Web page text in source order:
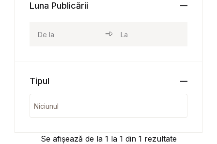
Se afișează de la 1 la 1 din 1 rezultate
Luna Publicării
Tipul